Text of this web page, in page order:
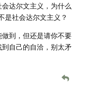
达尔文主义，为什么
是社会达尔文主义？
到，但还是请你不要
自己的自洽，别太矛